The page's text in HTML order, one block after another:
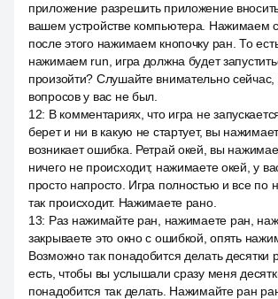
приложение разрешить приложение
вашем устройстве компьютера. Нажимаем
после этого нажимаем кнопочку ран. То
нажимаем run, игра должна будет
произойти? Слушайте внимательно
вопросов у вас не был.
12: В комментариях, что игра не
берет и ни в какую не стартует, вы
возникает ошибка. Ретрай окей, вы
ничего не происходит, нажимаете окей, у
просто напросто. Игра полностью и все по
так происходит. Нажимаете рано.
13: Раз нажимайте ран, нажимаете ран,
закрываете это окно с ошибкой, опять
Возможно так понадобится делать десятки
есть, чтобы вы услышали сразу меня
понадобится так делать. Нажимайте ран